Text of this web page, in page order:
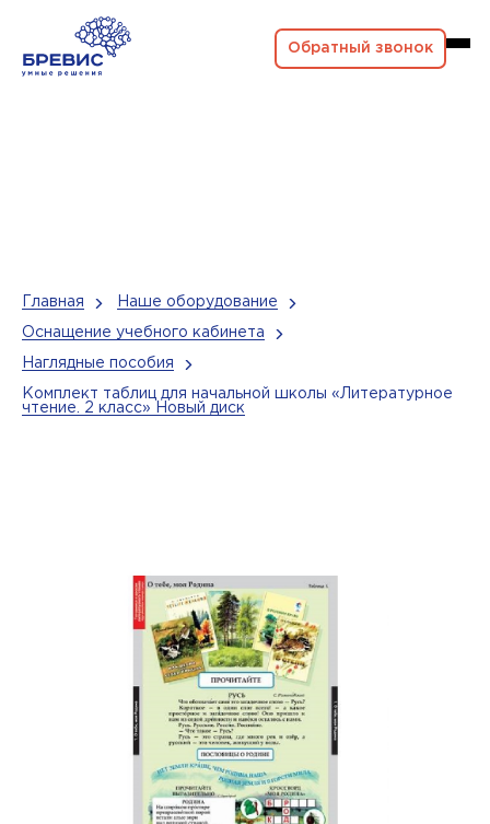
Обратный звонок
Главная Наше оборудование
Оснащение учебного кабинета
Наглядные пособия
Комплект таблиц для начальной школы «Литературное
чтение. 2 класс» Новый диск